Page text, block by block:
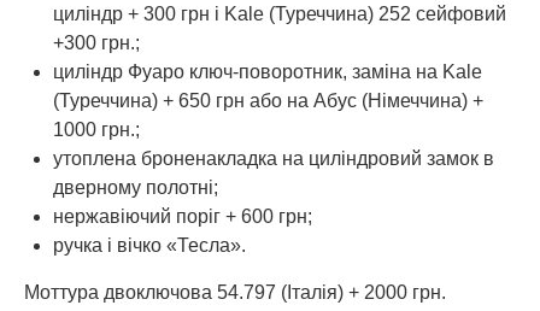
циліндр + 300 грн і Kale (Туреччина) 252 сейфовий
+300 грн.;
циліндр Фуаро ключ-поворотник, заміна на Kale
(Туреччина) + 650 грн або на Абус (Німеччина) +
1000 грн.;
утоплена броненакладка на циліндровий замок в
дверному полотні;
нержавіючий поріг + 600 грн;
ручка і вічко «Тесла».
Моттура двоключова 54.797 (Італія) + 2000 грн.